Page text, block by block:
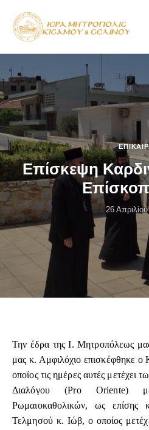
Επίσκεψη
26
Την έδρα της Ι. Μητροπόλεως
μας κ. Αμφιλόχιο επισκέφθηκε
οποίος τις ημέρες αυτές μετέχει
Διαλόγου (Pro Oriente)
Ρωμαιοκαθολικών, ως επίσης
Τελμησού κ. Ιώβ, ο οποίος